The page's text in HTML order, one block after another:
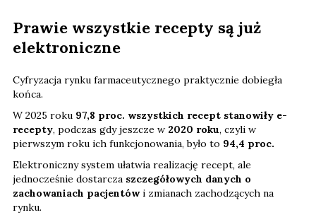
Prawie wszystkie recepty są już
elektroniczne
Cyfryzacja rynku farmaceutycznego praktycznie dobiegła
końca.
W 2025 roku 97,8 proc. wszystkich recept stanowiły e-
recepty, podczas gdy jeszcze w 2020 roku, czyli w
pierwszym roku ich funkcjonowania, było to 94,4 proc.
Elektroniczny system ułatwia realizację recept, ale
jednocześnie dostarcza szczegółowych danych o
zachowaniach pacjentówi zmianach zachodzących na
rynku.